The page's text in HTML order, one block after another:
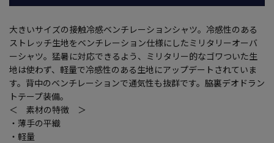
大きいサイズの接触冷感ベンチレーションシャツ。冷感性のある
ストレッチ生地をベンチレーション仕様にしたミリタリーオーバ
ーシャツ。猛暑に対応できるよう、ミリタリー的なゴワついた生
地は使わず、軽量で冷感性のある生地にアップデートされていま
す。背中のベンチレーションで通気性も抜群です。脇裏デオドラン
トテープ装備。
＜ 素材の特徴 ＞
・薄手の平織
・軽量